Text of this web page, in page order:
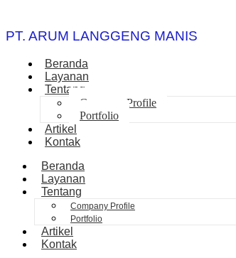
PT. ARUM LANGGENG MANIS
Beranda
Layanan
Tentang
Company Profile
Portfolio
Artikel
Kontak
Beranda
Layanan
Tentang
Company Profile
Portfolio
Artikel
Kontak